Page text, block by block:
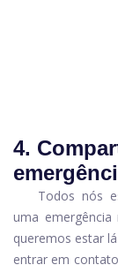
4.
Todos nós
uma
queremos estar
entrar em